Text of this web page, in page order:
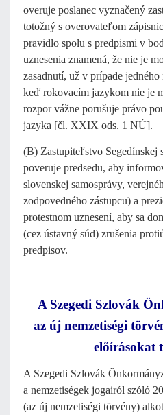
overuje poslanec vyznačený
totožný s overovateľom
pravidlo spolu s predpismi v
uznesenia znamená, že nie je
zasadnutí, už v prípade
keď rokovacím jazykom nie je
rozpor vážne porušuje právo
jazyka [čl. XXIX ods. 1 NÚ].
(B) Zastupiteľstvo Segedínskej
poveruje predsedu, aby
slovenskej samosprávy,
zodpovedného zástupcu) a
protestnom uznesení, aby sa
(cez ústavný súd) zrušenia
predpisov.
A Szegedi Szlovák
az új nemzetiségi
előírásokat
A Szegedi Szlovák
a nemzetiségek jogairól szóló
(az új nemzetiségi törvény)